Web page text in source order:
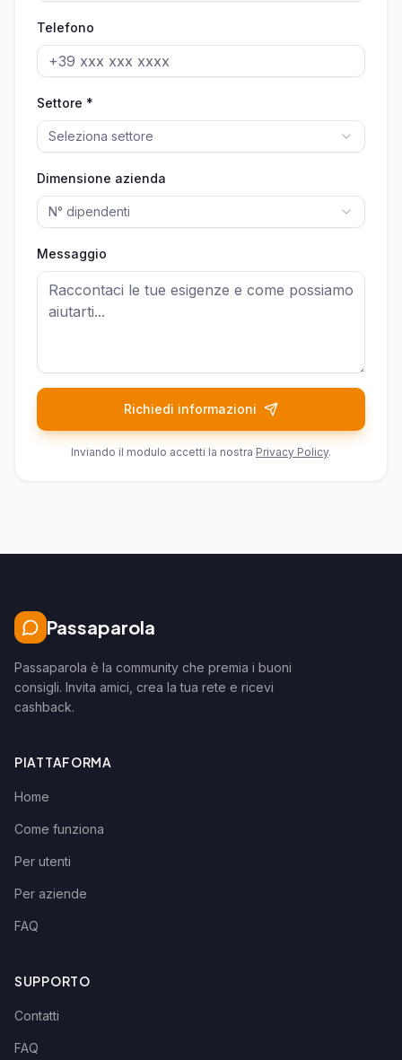
Telefono
Settore *
Seleziona settore
Dimensione azienda
N° dipendenti
Messaggio
Richiedi informazioni
Inviando il modulo accetti la nostra Privacy Policy.
Passaparola
Passaparola è la community che premia i buoni
consigli. Invita amici, crea la tua rete e ricevi
cashback.
PIATTAFORMA
Home
Come funziona
Per utenti
Per aziende
FAQ
SUPPORTO
Contatti
FAQ